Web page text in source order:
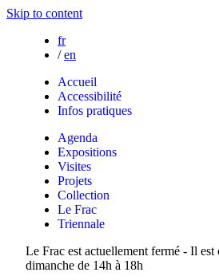
Skip to content
fr
/ en
Accueil
Accessibilité
Infos pratiques
Agenda
Expositions
Visites
Projets
Collection
Le Frac
Triennale
Le Frac est actuellement fermé - Il
dimanche de 14h à 18h